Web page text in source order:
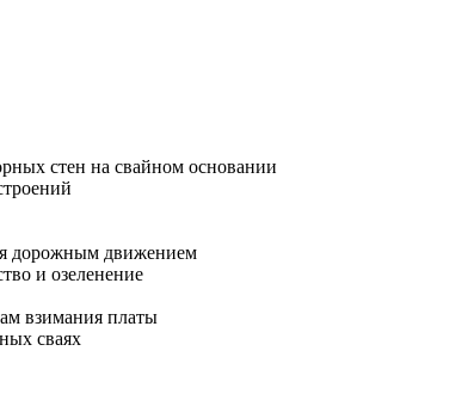
стен на свайном основании
дорожным движением
и озеленение
взимания платы
сваях